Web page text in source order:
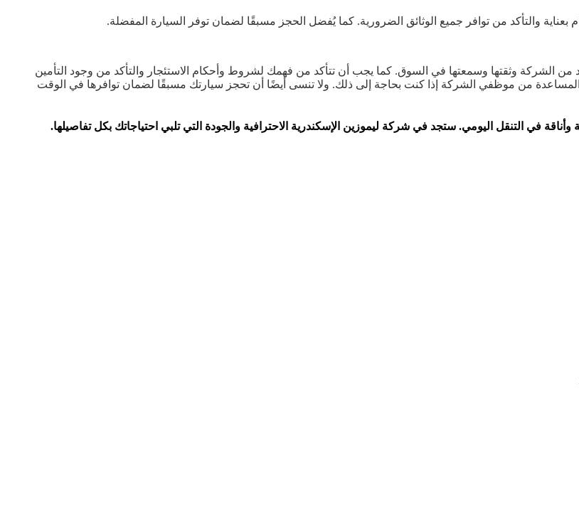
والتأكد من توافر جميع الوثائق الضرورية. كما يُفضل الحجز مسبقًا لضمان توفر السيارة المفضلة.
من الشركة وثقتها وسمعتها في السوق. كما يجب أن تتأكد من فهمك لشروط وأحكام الاستئجار والتأكد من وجود التأمين
من موظفي الشركة إذا كنت بحاجة إلى ذلك. ولا تنسى أيضًا أن تحجز سيارتك مسبقًا لضمان توافرها في الوقت
في التنقل اليومي. ستجد في شركة ليموزين الإسكندرية الاحترافية والجودة التي تلبي احتياجاتك بكل تفاصيلها.